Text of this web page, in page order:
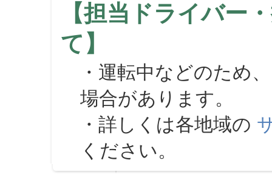
【担当ドライバー
て】
・運転中などのため
場合があります。
・詳しくは各地域の
ください。